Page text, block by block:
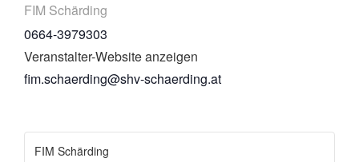
FIM Schärding
0664-3979303
Veranstalter-Website anzeigen
fim.schaerding@shv-schaerding.at
FIM Schärding